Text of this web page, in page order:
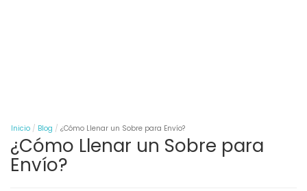
Inicio Blog ¿Cómo Llenar un Sobre para Envío?
¿Cómo Llenar un Sobre para
Envío?